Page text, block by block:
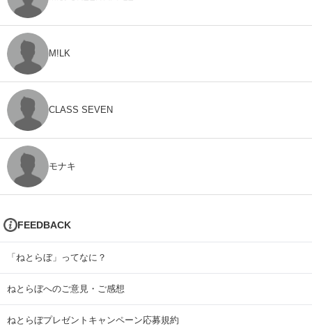
M!LK
CLASS SEVEN
モナキ
FEEDBACK
「ねとらぼ」ってなに？
ねとらぼへのご意見・ご感想
ねとらぼプレゼントキャンペーン応募規約